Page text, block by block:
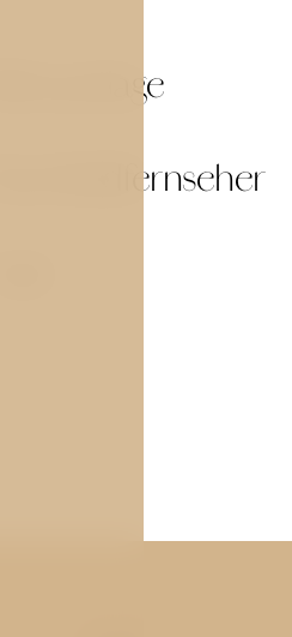
Klimaanlage
Flachbildfernseher